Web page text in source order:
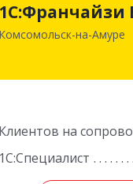
1С:Франчайзи
Комсомольск-на-Амуре
Клиентов на
1С:Специалист
681000,